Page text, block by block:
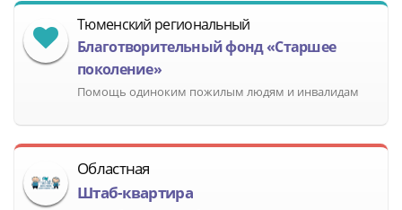
Тюменский региональный
Благотворительный фонд «Старшее
поколение»
Помощь одиноким пожилым людям и инвалидам
Областная
Штаб-квартира